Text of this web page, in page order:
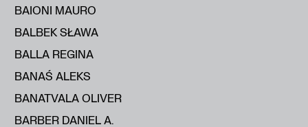
BAIONI MAURO
BALBEK SŁAWA
BALLA REGINA
BANAŚ ALEKS
BANATVALA OLIVER
BARBER DANIEL A.